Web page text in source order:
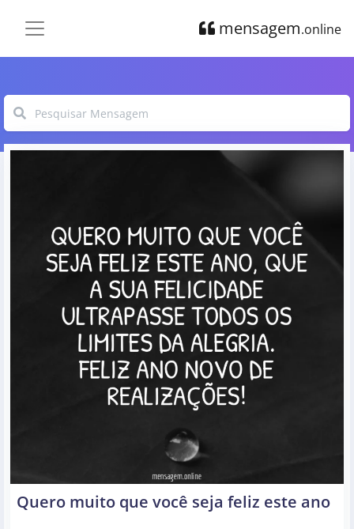
mensagem.online
Quero muito que você seja feliz este ano